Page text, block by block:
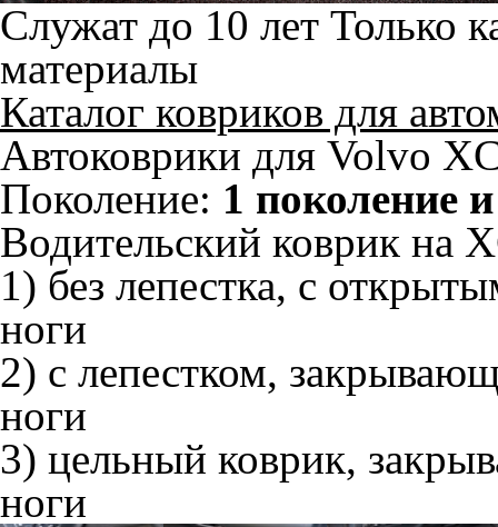
Служат до 10 лет Только
материалы
Каталог ковриков для
Автоковрики для Volvo
Поколение: 1 поколение
Водительский коврик на
1) без лепестка, с
ноги
2) с лепестком,
ноги
3) цельный коврик,
ноги